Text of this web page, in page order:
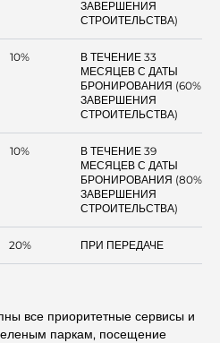
ЗАВЕРШЕНИЯ
СТРОИТЕЛЬСТВА)
10%
В ТЕЧЕНИЕ 33
МЕСЯЦЕВ С ДАТЫ
БРОНИРОВАНИЯ (60%
ЗАВЕРШЕНИЯ
СТРОИТЕЛЬСТВА)
10%
В ТЕЧЕНИЕ 39
МЕСЯЦЕВ С ДАТЫ
БРОНИРОВАНИЯ (80%
ЗАВЕРШЕНИЯ
СТРОИТЕЛЬСТВА)
20% ПРИ ПЕРЕДАЧЕ
все приоритетные сервисы и
паркам, посещение